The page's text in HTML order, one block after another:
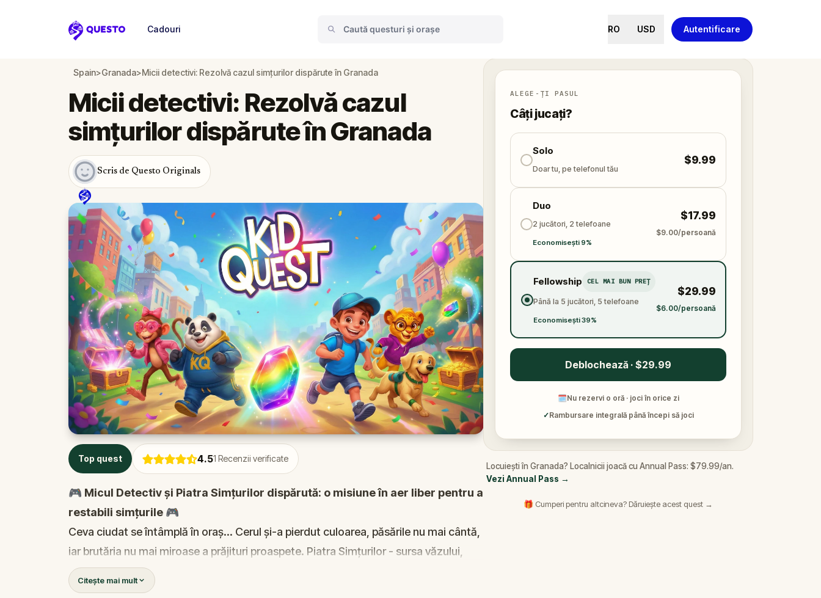
Questo
Cadouri RO USD Autentificare
Spain>Granada>Micii detectivi: Rezolvă cazul simțurilor dispărute în Granada
Top quest 4.51 Recenzii verificate
Micii detectivi: Rezolvă cazul
simțurilor dispărute în Granada
Scris de Questo Originals
🎮 Micul Detectiv și Piatra Simțurilor dispărută: o misiune în aer liber pentru a
restabili simțurile 🎮
Ceva ciudat se întâmplă în oraș... Cerul și-a pierdut culoarea, păsările nu mai cântă,
iar brutăria nu mai miroase a prăjituri proaspete. Piatra Simțurilor - sursa văzului,
auzului, mirosului, gustului și atingerii - a dispărut!
Robert primește un apel pe Hug-O-Fon. Imediat, se transformă în
Citește mai mult
ALEGE-ȚI PASUL
Câți jucați?
Solo
Doar tu, pe telefonul tău
$9.99
Duo
2 jucători, 2 telefoane
Economisești 9%
$17.99
$9.00/persoană
Fellowship CEL MAI BUN PREȚ
Până la 5 jucători, 5 telefoane
Economisești 39%
$29.99
$6.00/persoană
Deblochează · $29.99
🗓Nu rezervi o oră · joci în orice zi
✓Rambursare integrală până începi să joci
Locuiești în Granada? Localnicii joacă cu Annual Pass: $79.99/an.
Vezi Annual Pass →
🎁 Cumperi pentru altcineva? Dăruiește acest quest →